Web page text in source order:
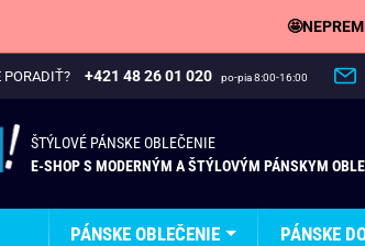
PORADIŤ? +421 48 26 01 020 po-pia 8:00-16:00
ŠTÝLOVÉ PÁNSKE OBLEČENIE
E-SHOP S MODERNÝM A ŠTÝLOVÝM PÁNSKYM
PÁNSKE OBLEČENIE PÁNSKE